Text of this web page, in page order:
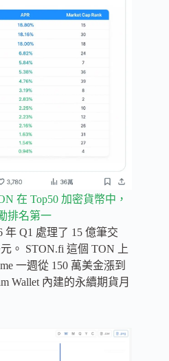
在 Top50 加密貨幣中，
排名第一
年 Q1 處理了 15 億筆交
。 STON.fi 這個 TON 上
一週從 150 萬美金漲到
Wallet 內建的永續期貨月